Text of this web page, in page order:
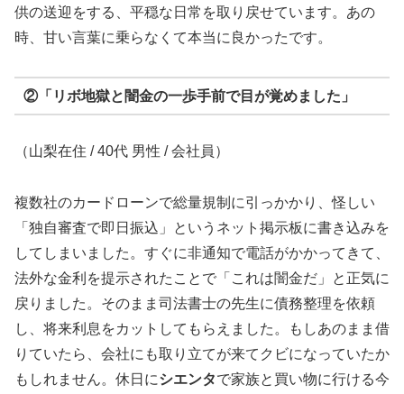
供の送迎をする、平穏な日常を取り戻せています。あの
時、甘い言葉に乗らなくて本当に良かったです。
②「リボ地獄と闇金の一歩手前で目が覚めました」
（山梨在住 / 40代 男性 / 会社員）
複数社のカードローンで総量規制に引っかかり、怪しい
「独自審査で即日振込」というネット掲示板に書き込みを
してしまいました。すぐに非通知で電話がかかってきて、
法外な金利を提示されたことで「これは闇金だ」と正気に
戻りました。そのまま司法書士の先生に債務整理を依頼
し、将来利息をカットしてもらえました。もしあのまま借
りていたら、会社にも取り立てが来てクビになっていたか
もしれません。休日にシエンタで家族と買い物に行ける今